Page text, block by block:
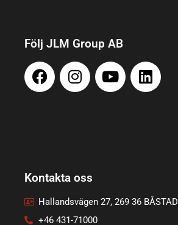
Följ JLM Group AB
Kontakta oss
Hallandsvägen 27, 269 36 BÅSTAD
+46 431-71000